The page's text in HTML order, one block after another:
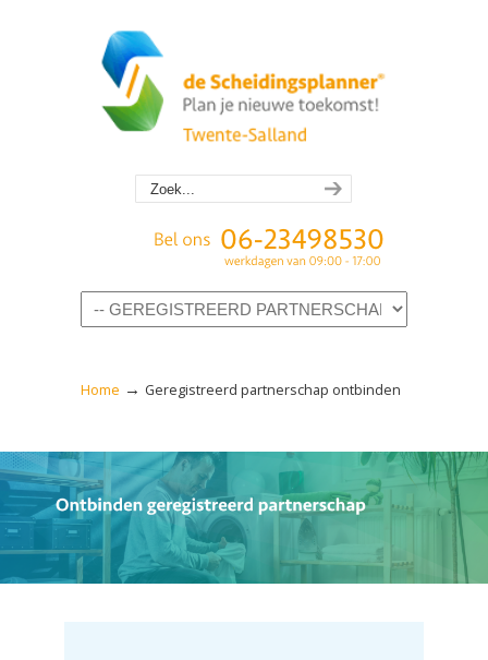
Navigation
Home → Geregistreerd partnerschap ontbinden